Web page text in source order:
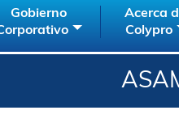
Gobierno
Acerca
Colypro